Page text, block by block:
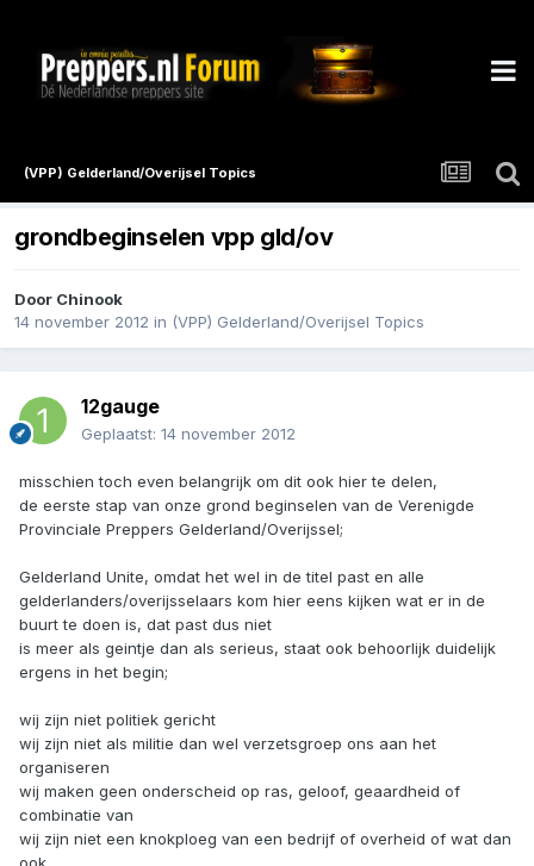
(VPP) Gelderland/Overijsel Topics
grondbeginselen vpp gld/ov
Door Chinook
14 november 2012 in (VPP) Gelderland/Overijsel Topics
12gauge
Geplaatst: 14 november 2012
misschien toch even belangrijk om dit ook hier te delen,
de eerste stap van onze grond beginselen van de Verenigde
Provinciale Preppers Gelderland/Overijssel;
Gelderland Unite, omdat het wel in de titel past en alle
gelderlanders/overijsselaars kom hier eens kijken wat er in de
buurt te doen is, dat past dus niet
is meer als geintje dan als serieus, staat ook behoorlijk duidelijk
ergens in het begin;
wij zijn niet politiek gericht
wij zijn niet als militie dan wel verzetsgroep ons aan het
organiseren
wij maken geen onderscheid op ras, geloof, geaardheid of
combinatie van
wij zijn niet een knokploeg van een bedrijf of overheid of wat dan